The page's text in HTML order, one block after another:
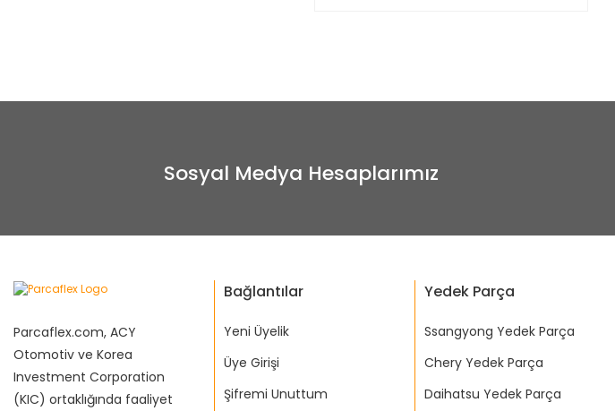
Sosyal Medya Hesaplarımız
Parcaflex.com, ACY
Otomotiv ve Korea
Investment Corporation
(KIC) ortaklığında faaliyet
Bağlantılar
Yeni Üyelik
Üye Girişi
Şifremi Unuttum
Yedek Parça
Ssangyong Yedek Parça
Chery Yedek Parça
Daihatsu Yedek Parça